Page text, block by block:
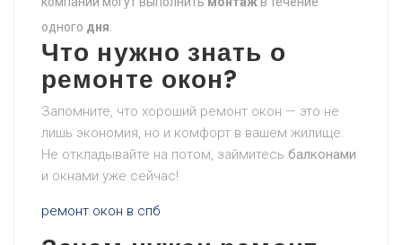
одного дня.
Что нужно знать о
ремонте окон?
Запомните, что хороший ремонт окон — это не
лишь экономия, но и комфорт в вашем жилище.
Не откладывайте на потом, займитесь балконами
и окнами уже сейчас!
ремонт окон в спб